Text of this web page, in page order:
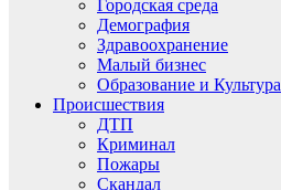
Городская среда
Демография
Здравоохранение
Малый бизнес
Образование и Культура
Происшествия
ДТП
Криминал
Пожары
Скандал